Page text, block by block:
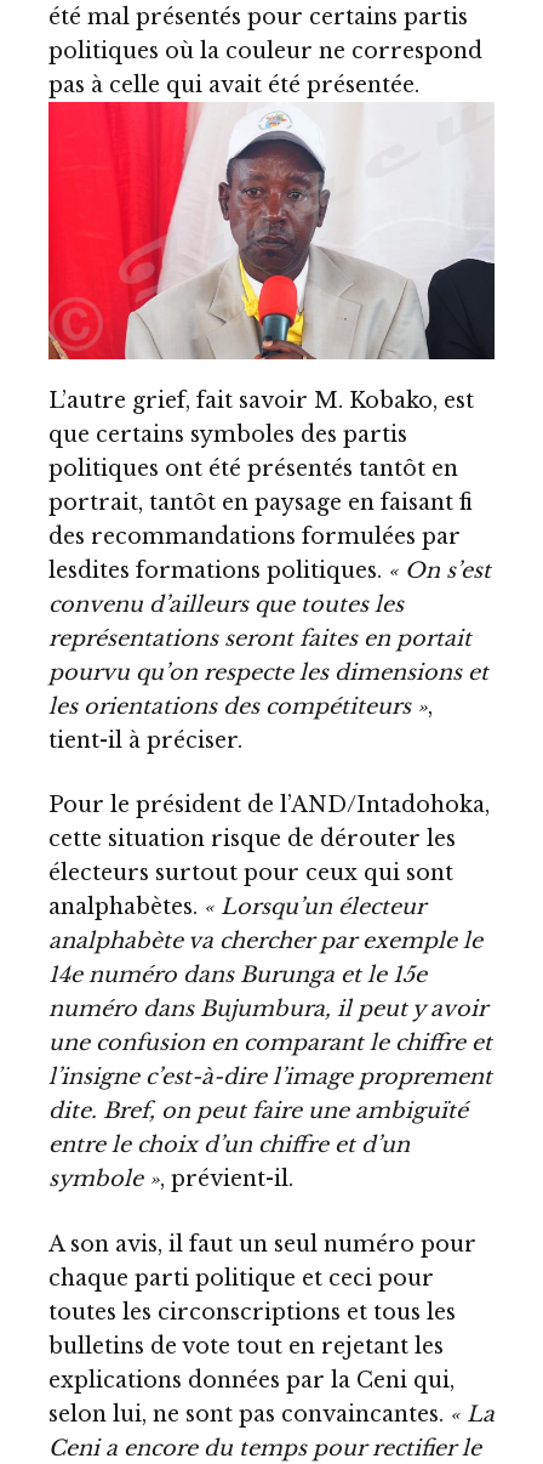
été mal présentés pour certains partis
politiques où la couleur ne correspond
pas à celle qui avait été présentée.
L’autre grief, fait savoir M. Kobako, est
que certains symboles des partis
politiques ont été présentés tantôt en
portrait, tantôt en paysage en faisant fi
des recommandations formulées par
lesdites formations politiques. « On s’est
convenu d’ailleurs que toutes les
représentations seront faites en portait
pourvu qu’on respecte les dimensions et
les orientations des compétiteurs »,
tient-il à préciser.
Pour le président de l’AND/Intadohoka,
cette situation risque de dérouter les
électeurs surtout pour ceux qui sont
analphabètes. « Lorsqu’un électeur
analphabète va chercher par exemple le
14e numéro dans Burunga et le 15e
numéro dans Bujumbura, il peut y avoir
une confusion en comparant le chiffre et
l’insigne c’est-à-dire l’image proprement
dite. Bref, on peut faire une ambiguïté
entre le choix d’un chiffre et d’un
symbole », prévient-il.
A son avis, il faut un seul numéro pour
chaque parti politique et ceci pour
toutes les circonscriptions et tous les
bulletins de vote tout en rejetant les
explications données par la Ceni qui,
selon lui, ne sont pas convaincantes. « La
Ceni a encore du temps pour rectifier le